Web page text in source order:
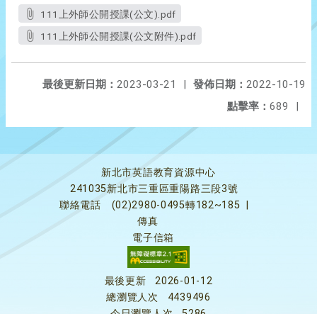
111上外師公開授課(公文).pdf
111上外師公開授課(公文附件).pdf
發佈日期： 2022-10-19
最後更新日期： 2023-03-21
|
點擊率： 689 |
新北市英語教育資源中心
241035新北市三重區重陽路三段3號
聯絡電話
(02)2980-0495轉182~185
傳真
電子信箱
最後更新
2026-01-12
總瀏覽人次
4439496